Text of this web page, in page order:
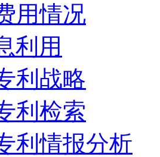
用情况
利用
利战略
利检索
利情报分析